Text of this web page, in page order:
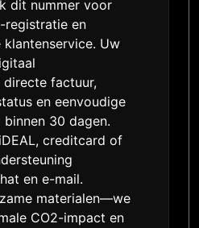
dit nummer voor
registratie en
Uw
factuur,
en eenvoudige
30 dagen.
creditcard of
en e-mail.
materialen—we
CO2-impact en